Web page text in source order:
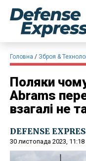
Головна Зброя &
Поляки
Abrams
взагалі не
DEFENSE
30 листопада 2023, 11:18